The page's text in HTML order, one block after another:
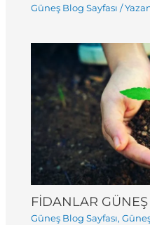
Güneş Blog Sayfası /
FİDANLAR GÜNEŞ
Güneş Blog Sayfası,